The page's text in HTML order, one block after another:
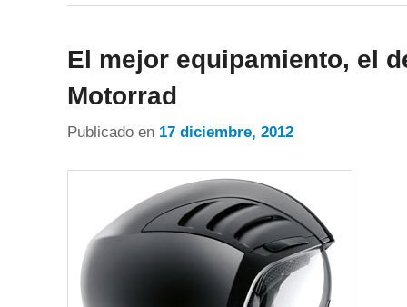
El mejor equipamiento, el
Motorrad
Publicado en 17 diciembre, 2012